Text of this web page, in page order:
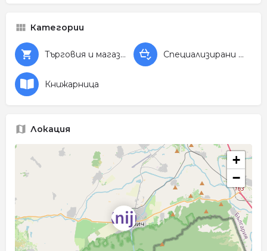
Категории
Търговия и магазини Специализирани магазини
Книжарница
Локация
+
−